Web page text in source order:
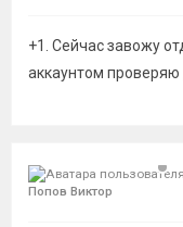
+1. Сейчас завожу
аккаунтом
Попов Виктор